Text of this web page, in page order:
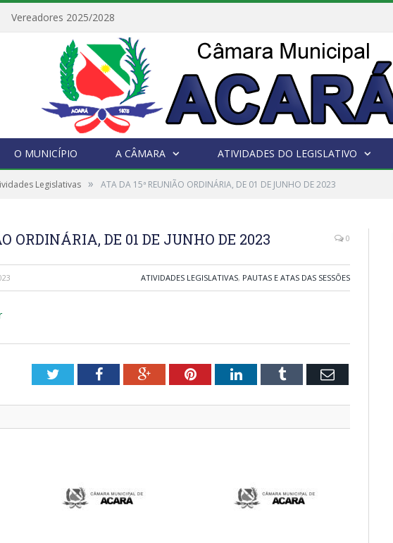
Vereadores 2025/2028
O MUNICÍPIO A CÂMARA ATIVIDADES DO LEGISLATIVO
Legislativas » ATA DA 15ª REUNIÃO ORDINÁRIA, DE 01 DE JUNHO DE 2023
ORDINÁRIA, DE 01 DE JUNHO DE 2023 0
ATIVIDADES LEGISLATIVAS, PAUTAS E ATAS DAS SESSÕES
TwitterFacebookGoogle+PinterestLinkedInTumblr Email